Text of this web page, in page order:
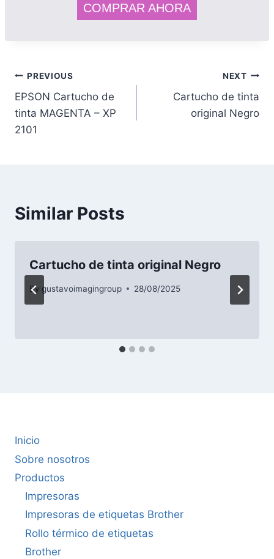
COMPRAR AHORA
PREVIOUS
EPSON Cartucho de
tinta MAGENTA – XP
2101
NEXT
Cartucho de tinta
original Negro
Similar Posts
Cartucho de tinta original Negro
By gustavoimagingroup 28/08/2025
Inicio
Sobre nosotros
Productos
Impresoras
Impresoras de etiquetas Brother
Rollo térmico de etiquetas
Brother